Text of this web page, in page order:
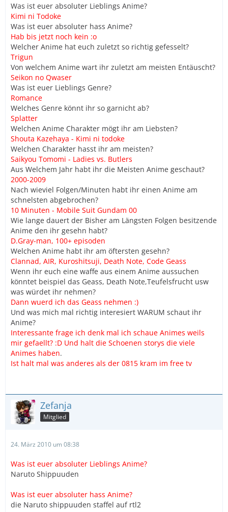
Was ist euer absoluter Lieblings Anime?
Kimi ni Todoke
Was ist euer absoluter hass Anime?
Hab bis jetzt noch kein :o
Welcher Anime hat euch zuletzt so richtig gefesselt?
Trigun
Von welchem Anime wart ihr zuletzt am meisten Entäuscht?
Seikon no Qwaser
Was ist euer Lieblings Genre?
Romance
Welches Genre könnt ihr so garnicht ab?
Splatter
Welchen Anime Charakter mögt ihr am Liebsten?
Shouta Kazehaya - Kimi ni todoke
Welchen Charakter hasst ihr am meisten?
Saikyou Tomomi - Ladies vs. Butlers
Aus Welchem Jahr habt ihr die Meisten Anime geschaut?
2000-2009
Nach wieviel Folgen/Minuten habt ihr einen Anime am
schnelsten abgebrochen?
10 Minuten - Mobile Suit Gundam 00
Wie lange dauert der Bisher am Längsten Folgen besitzende
Anime den ihr gesehn habt?
D.Gray-man, 100+ episoden
Welchen Anime habt ihr am öftersten gesehn?
Clannad, AIR, Kuroshitsuji, Death Note, Code Geass
Wenn ihr euch eine waffe aus einem Anime aussuchen
könntet beispiel das Geass, Death Note,Teufelsfrucht usw
was würdet ihr nehmen?
Dann wuerd ich das Geass nehmen :)
Und was mich mal richtig interesiert WARUM schaut ihr
Anime?
Interessante frage ich denk mal ich schaue Animes weils
mir gefaellt? :D Und halt die Schoenen storys die viele
Animes haben.
Ist halt mal was anderes als der 0815 kram im free tv
Zefanja
Mitglied
24. März 2010 um 08:38
Was ist euer absoluter Lieblings Anime?
Naruto Shippuuden
Was ist euer absoluter hass Anime?
die Naruto shippuuden staffel auf rtl2